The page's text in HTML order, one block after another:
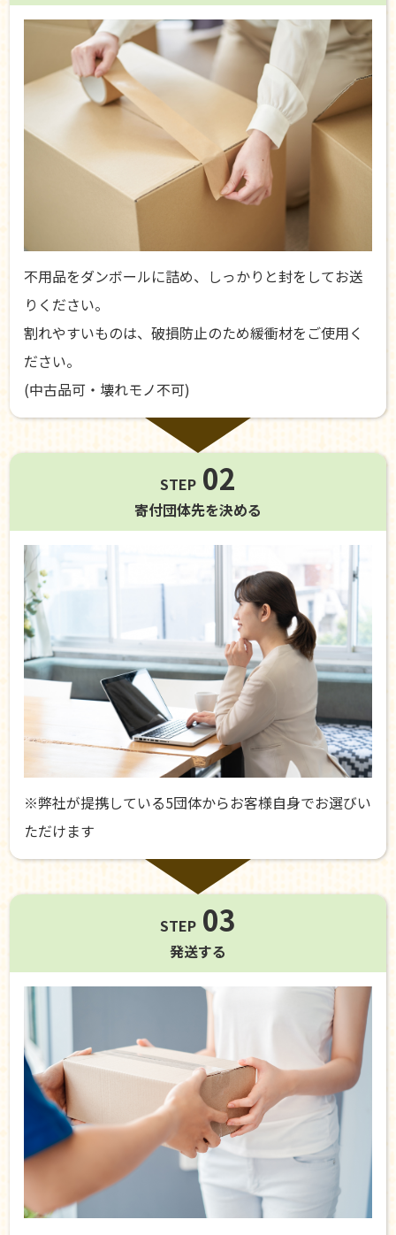
不用品をダンボールに詰め、しっかりと封をしてお送
りください。
割れやすいものは、破損防止のため緩衝材をご使用く
ださい。
(中古品可・壊れモノ不可)
STEP 02
寄付団体先を決める
※弊社が提携している5団体からお客様自身でお選びい
ただけます
STEP 03
発送する